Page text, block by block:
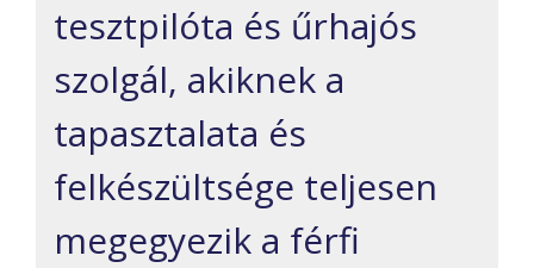
tesztpilóta és űrhajós
szolgál, akiknek a
tapasztalata és
felkészültsége teljesen
megegyezik a férfi